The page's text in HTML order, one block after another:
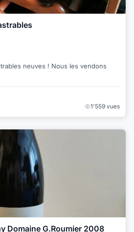
neuves ! Nous les vendons
1'559 vues
Domaine G.Roumier 2008